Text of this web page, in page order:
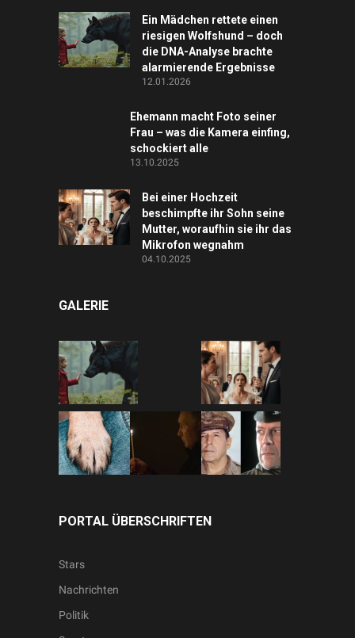
Ein Mädchen rettete einen
riesigen Wolfshund – doch
die DNA-Analyse brachte
alarmierende Ergebnisse
12.01.2026
Ehemann macht Foto seiner
Frau – was die Kamera einfing,
schockiert alle
13.10.2025
Bei einer Hochzeit
beschimpfte ihr Sohn seine
Mutter, woraufhin sie ihr das
Mikrofon wegnahm
04.10.2025
GALERIE
PORTAL ÜBERSCHRIFTEN
Stars
Nachrichten
Politik